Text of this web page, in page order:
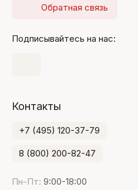
Обратная связь
Подписывайтесь на нас:
Контакты
+7 (495) 120-37-79
8 (800) 200-82-47
Пн-Пт: 9:00-18:00